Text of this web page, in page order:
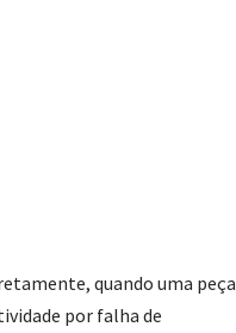
quando uma peça
por falha de